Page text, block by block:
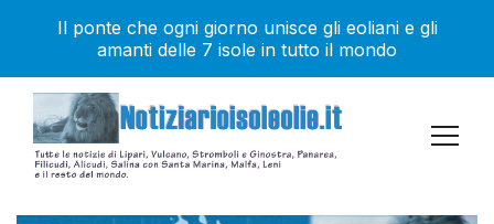
Il ponte che ogni giorno unisce gli eoliani e gli
amanti delle 7 isole in tutto il mondo